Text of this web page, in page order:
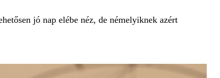
jó nap elébe néz, de némelyiknek azért